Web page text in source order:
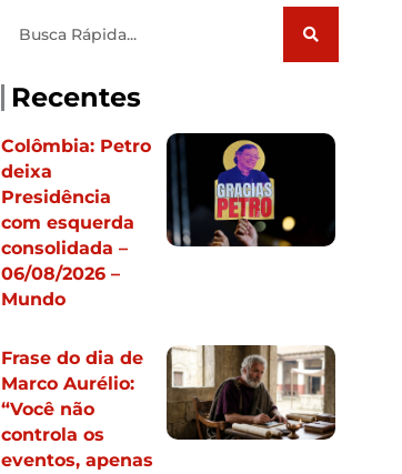
Recentes
Colômbia: Petro
deixa
Presidência
com esquerda
consolidada –
06/08/2026 –
Mundo
Frase do dia de
Marco Aurélio:
“Você não
controla os
eventos, apenas